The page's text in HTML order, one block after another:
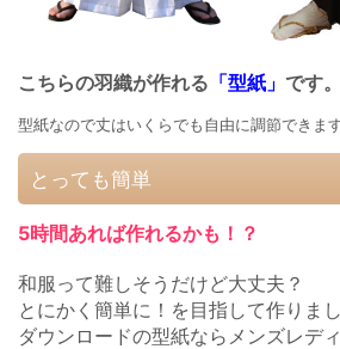
こちらの羽織が作れる 「型紙」 です。
型紙なので丈はいくらでも自由に調節できます
とっても簡単
5時間あれば作れるかも！？
和服って難しそうだけど大丈夫？
とにかく簡単に！を目指して作りまし
ダウンロードの型紙ならメンズレデ